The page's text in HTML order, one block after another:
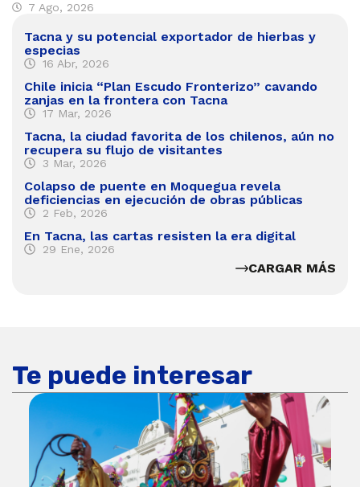
7 Ago, 2026
Tacna y su potencial exportador de hierbas y
especias
16 Abr, 2026
Chile inicia “Plan Escudo Fronterizo” cavando
zanjas en la frontera con Tacna
17 Mar, 2026
Tacna, la ciudad favorita de los chilenos, aún no
recupera su flujo de visitantes
3 Mar, 2026
Colapso de puente en Moquegua revela
deficiencias en ejecución de obras públicas
2 Feb, 2026
En Tacna, las cartas resisten la era digital
29 Ene, 2026
CARGAR MÁS
Te puede interesar